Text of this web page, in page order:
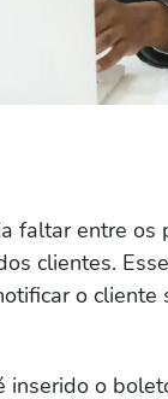
faltar entre os
clientes.
o
inserido o